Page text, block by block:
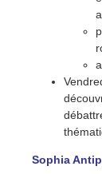
Sophia